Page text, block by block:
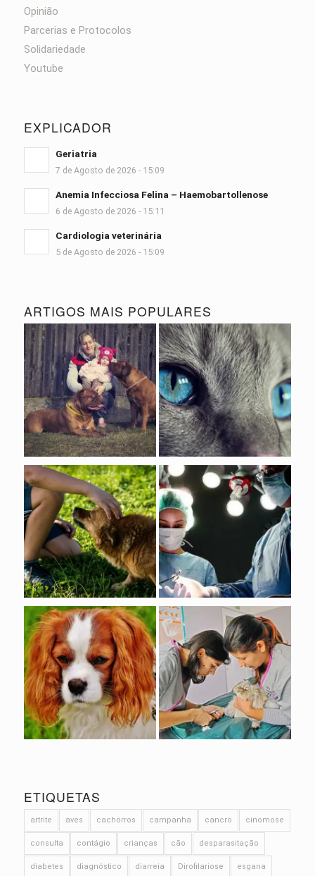
Opinião
Parcerias e Protocolos
Solidariedade
Youtube
EXPLICADOR
Geriatria
7 de Agosto de 2026 - 15:09
Anemia Infecciosa Felina – Haemobartollenose
6 de Agosto de 2026 - 15:11
Cardiologia veterinária
5 de Agosto de 2026 - 15:09
ARTIGOS MAIS POPULARES
ETIQUETAS
artrite aves cachorros campanha cancro cinomose
consulta contágio crianças cão desparasitação
diabetes diagnóstico diarreia Dirofilariose esgana